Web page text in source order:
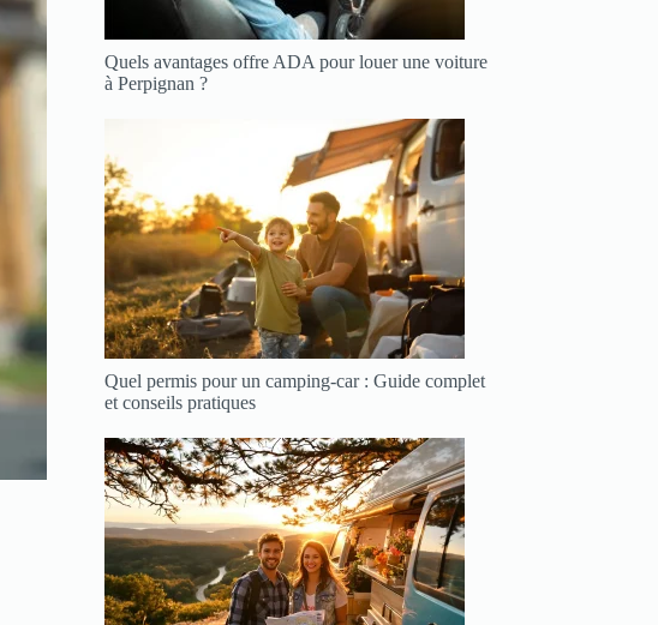
Quels avantages offre ADA pour louer une voiture
à Perpignan ?
Quel permis pour un camping-car : Guide complet
et conseils pratiques